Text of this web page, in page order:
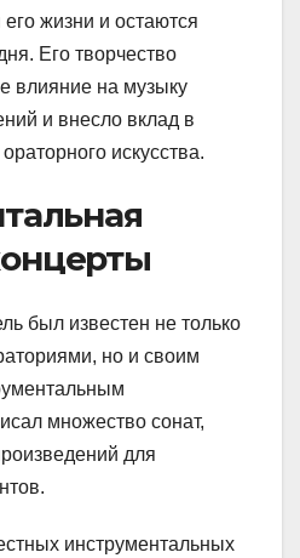
жизни и остаются
Его творчество
влияние на музыку
и внесло вклад в
искусства.
был известен не только
но и своим
множество сонат,
для
инструментальных